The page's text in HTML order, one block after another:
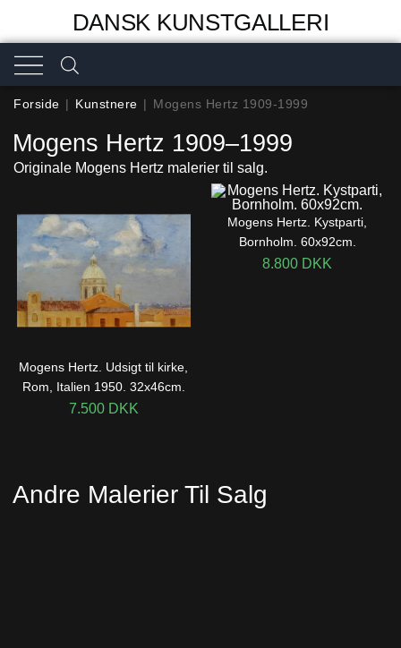
DANSK KUNSTGALLERI
Forside | Kunstnere | Mogens Hertz 1909-1999
Mogens Hertz 1909–1999
Originale Mogens Hertz malerier til salg.
Mogens Hertz. Udsigt til kirke,
Rom, Italien 1950. 32x46cm.
7.500 DKK
Mogens Hertz. Kystparti,
Bornholm. 60x92cm.
8.800 DKK
Andre Malerier Til Salg